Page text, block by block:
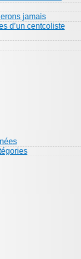
jamais
d’un centcoliste